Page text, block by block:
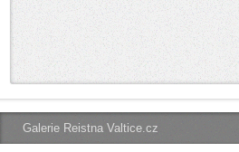
Galerie Reistna Valtice.cz